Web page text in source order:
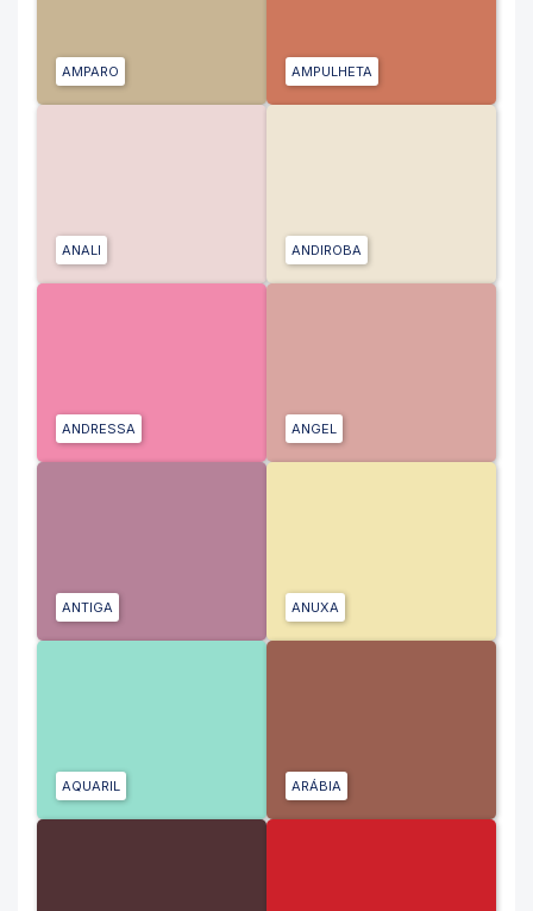
AMPARO AMPULHETA
ANALI ANDIROBA
ANDRESSA ANGEL
ANTIGA ANUXA
AQUARIL ARÁBIA